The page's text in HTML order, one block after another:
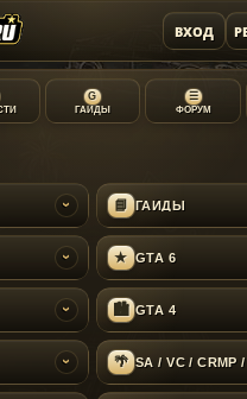
ВХОД
G
ГАЙДЫ
☰
ФОРУМ
› 📘 ГАЙДЫ
› ★ GTA 6
› 🏙 GTA 4
› 🌴 SA / VC / CRMP